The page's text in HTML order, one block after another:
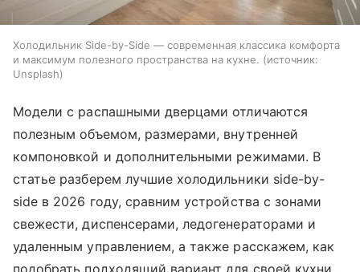
Холодильник Side-by-Side — современная классика комфорта
и максимум полезного пространства на кухне.
источник:
Unsplash
Модели с распашными дверцами отличаются
полезным объемом, размерами, внутренней
компоновкой и дополнительными режимами. В
статье разберем лучшие холодильники side-by-
side в 2026 году, сравним устройства с зонами
свежести, диспенсерами, ледогенераторами и
удаленным управлением, а также расскажем, как